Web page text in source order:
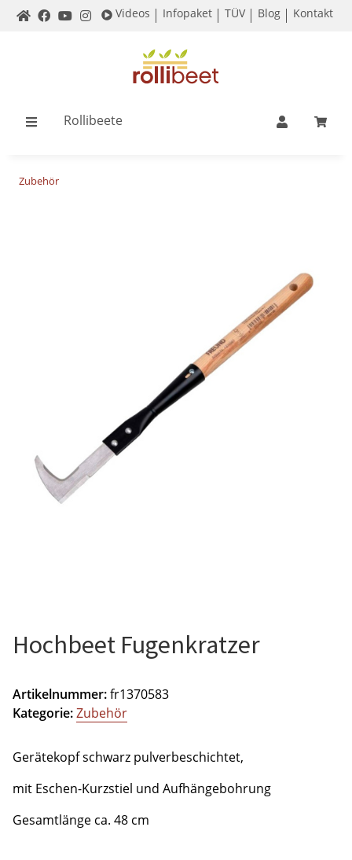
Videos Infopaket TÜV Blog Kontakt
Rollibeete
Zubehör
Hochbeet Fugenkratzer
Artikelnummer:fr1370583
Kategorie:Zubehör
Gerätekopf schwarz pulverbeschichtet,
mit Eschen-Kurzstiel und Aufhängebohrung
Gesamtlänge ca. 48 cm